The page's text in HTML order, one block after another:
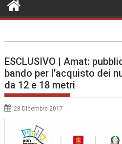
ESCLUSIVO | Amat:
bando per l’acquisto dei
da 12 e 18 metri
28 Dicembre 2017